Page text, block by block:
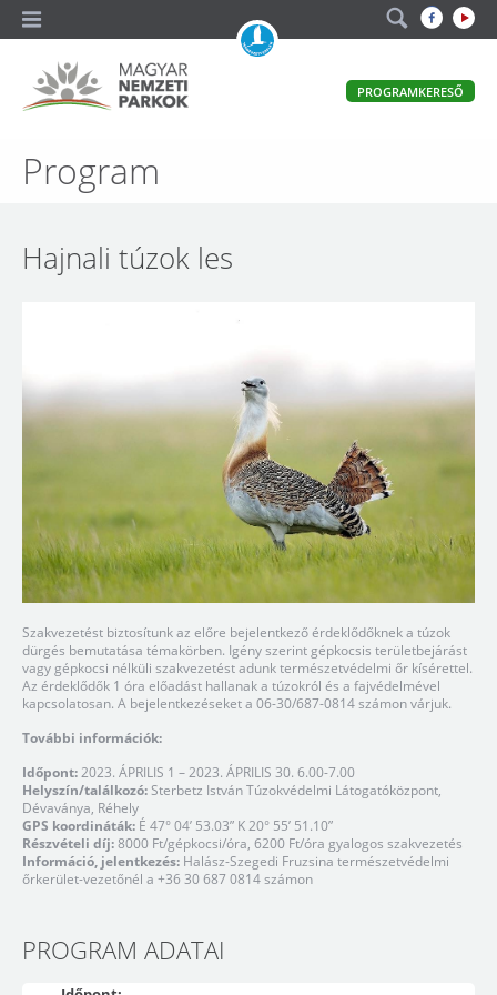
Magyar
Parkok
PROGRAMKERESŐ
Program
Hajnali túzok les
Szakvezetést biztosítunk az előre bejelentkező érdeklődőknek a túzok
dürgés bemutatása témakörben. Igény szerint gépkocsis területbejárást
vagy gépkocsi nélküli szakvezetést adunk természetvédelmi őr kísérettel.
Az érdeklődők 1 óra előadást hallanak a túzokról és a fajvédelmével
kapcsolatosan. A bejelentkezéseket a 06-30/687-0814 számon várjuk.
További információk:
Időpont:2023. ÁPRILIS 1 – 2023. ÁPRILIS 30. 6.00-7.00
Helyszín/találkozó:Sterbetz István Túzokvédelmi Látogatóközpont,
Dévaványa, Réhely
GPS koordináták: É 47° 04’ 53.03” K 20° 55’ 51.10”
Részvételi díj:8000 Ft/gépkocsi/óra, 6200 Ft/óra gyalogos szakvezetés
Információ, jelentkezés: Halász-Szegedi Fruzsina természetvédelmi
őrkerület-vezetőnél a +36 30 687 0814 számon
PROGRAM ADATAI